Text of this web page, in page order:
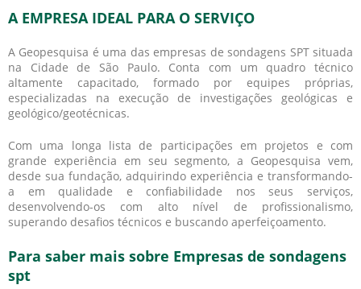
A EMPRESA IDEAL PARA O SERVIÇO
A Geopesquisa é uma das empresas de sondagens SPT situada
na Cidade de São Paulo. Conta com um quadro técnico
altamente capacitado, formado por equipes próprias,
especializadas na execução de investigações geológicas e
geológico/geotécnicas.
Com uma longa lista de participações em projetos e com
grande experiência em seu segmento, a Geopesquisa vem,
desde sua fundação, adquirindo experiência e transformando-
a em qualidade e confiabilidade nos seus serviços,
desenvolvendo-os com alto nível de profissionalismo,
superando desafios técnicos e buscando aperfeiçoamento.
Para saber mais sobre Empresas de sondagens
spt